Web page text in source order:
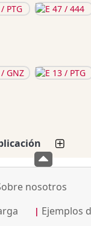
nosotros
| Ejemplos